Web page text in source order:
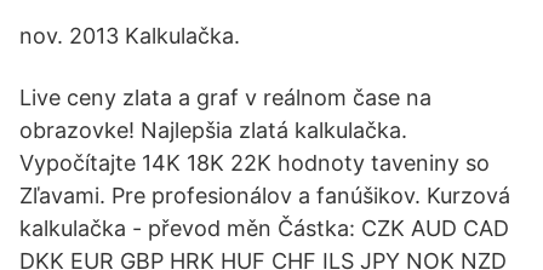
nov. 2013 Kalkulačka.
Live ceny zlata a graf v reálnom čase na
obrazovke! Najlepšia zlatá kalkulačka.
Vypočítajte 14K 18K 22K hodnoty taveniny so
Zľavami. Pre profesionálov a fanúšikov. Kurzová
kalkulačka - převod měn Částka: CZK AUD CAD
DKK EUR GBP HRK HUF CHF ILS JPY NOK NZD